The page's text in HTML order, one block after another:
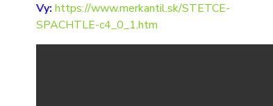
Vy: https://www.merkantil.sk/STETCE-
SPACHTLE-c4_0_1.htm